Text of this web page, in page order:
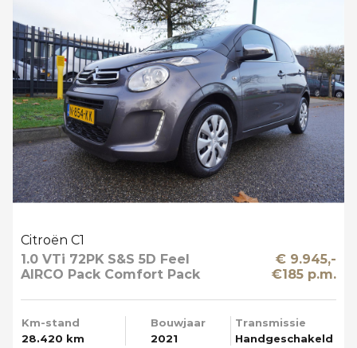
Citroën C1
1.0 VTi 72PK S&S 5D Feel
AIRCO Pack Comfort Pack
€ 9.945,-
€185 p.m.
Km-stand
28.420 km
Bouwjaar
2021
Transmissie
Handgeschakeld